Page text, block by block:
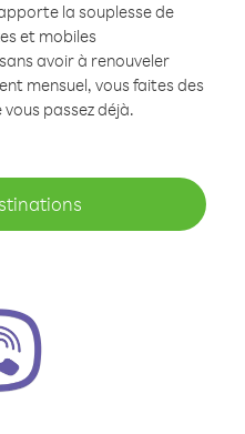
la souplesse de
et mobiles
avoir à renouveler
mensuel, vous faites des
passez déjà.